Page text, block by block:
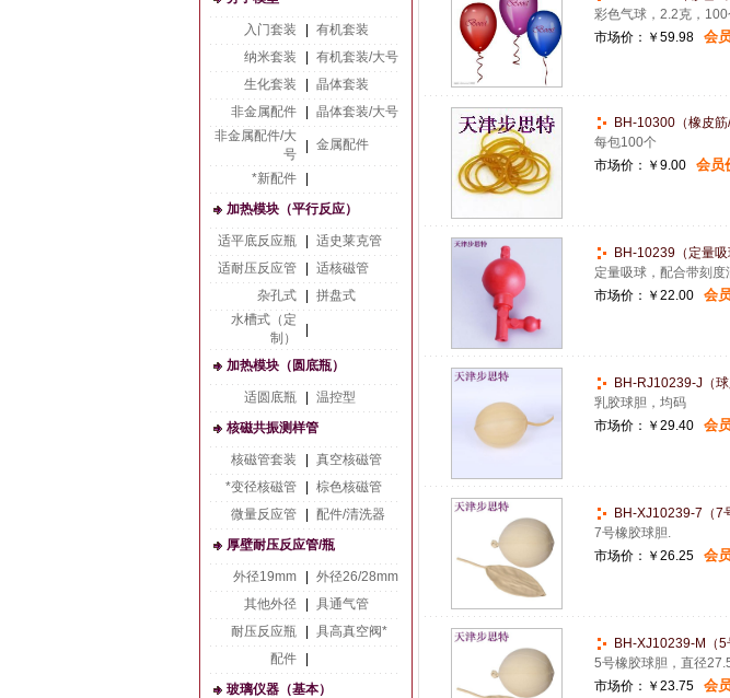
入门套装
有机套装
纳米套装
有机套装/大号
生化套装
晶体套装
非金属配件
晶体套装/大号
非金属配件/大
号
金属配件
*新配件
加热模块（平行反应）
适平底反应瓶
适史莱克管
适耐压反应管
适核磁管
杂孔式
拼盘式
水槽式（定
制）
加热模块（圆底瓶）
适圆底瓶
温控型
核磁共振测样管
核磁管套装
真空核磁管
*变径核磁管
棕色核磁管
微量反应管
配件/清洗器
厚壁耐压反应管/瓶
外径19mm
外径26/28mm
其他外径
具通气管
耐压反应瓶
具高真空阀*
配件
玻璃仪器（基本）
彩色气球，2.2克，
市场价： ￥59.98 会
BH-10300（橡皮筋/
每包100个
市场价： ￥9.00 会员
BH-10239（定量吸
定量吸球，配合带刻度
市场价： ￥22.00 会
BH-RJ10239-J（球
乳胶球胆，均码
市场价： ￥29.40 会
BH-XJ10239-7（7
7号橡胶球胆.
市场价： ￥26.25 会
BH-XJ10239-M（5
5号橡胶球胆，直径
市场价： ￥23.75 会